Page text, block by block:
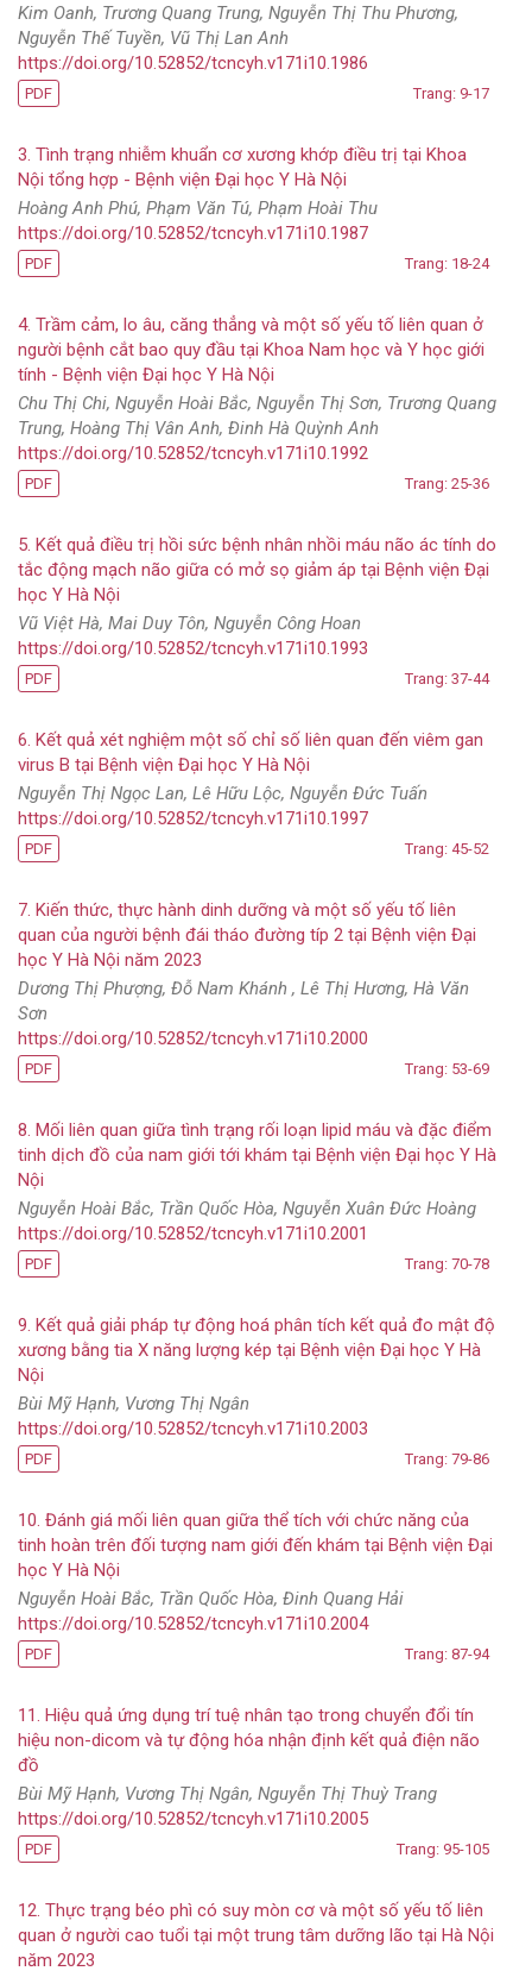
Kim Oanh, Trương Quang Trung, Nguyễn Thị Thu Phương,
Nguyễn Thế Tuyền, Vũ Thị Lan Anh
https://doi.org/10.52852/tcncyh.v171i10.1986
PDF Trang: 9-17
3. Tình trạng nhiễm khuẩn cơ xương khớp điều trị tại Khoa
Nội tổng hợp - Bệnh viện Đại học Y Hà Nội
Hoàng Anh Phú, Phạm Văn Tú, Phạm Hoài Thu
https://doi.org/10.52852/tcncyh.v171i10.1987
PDF Trang: 18-24
4. Trầm cảm, lo âu, căng thẳng và một số yếu tố liên quan ở
người bệnh cắt bao quy đầu tại Khoa Nam học và Y học giới
tính - Bệnh viện Đại học Y Hà Nội
Chu Thị Chi, Nguyễn Hoài Bắc, Nguyễn Thị Sơn, Trương Quang
Trung, Hoàng Thị Vân Anh, Đinh Hà Quỳnh Anh
https://doi.org/10.52852/tcncyh.v171i10.1992
PDF Trang: 25-36
5. Kết quả điều trị hồi sức bệnh nhân nhồi máu não ác tính do
tắc động mạch não giữa có mở sọ giảm áp tại Bệnh viện Đại
học Y Hà Nội
Vũ Việt Hà, Mai Duy Tôn, Nguyễn Công Hoan
https://doi.org/10.52852/tcncyh.v171i10.1993
PDF Trang: 37-44
6. Kết quả xét nghiệm một số chỉ số liên quan đến viêm gan
virus B tại Bệnh viện Đại học Y Hà Nội
Nguyễn Thị Ngọc Lan, Lê Hữu Lộc, Nguyễn Đức Tuấn
https://doi.org/10.52852/tcncyh.v171i10.1997
PDF Trang: 45-52
7. Kiến thức, thực hành dinh dưỡng và một số yếu tố liên
quan của người bệnh đái tháo đường típ 2 tại Bệnh viện Đại
học Y Hà Nội năm 2023
Dương Thị Phượng, Đỗ Nam Khánh , Lê Thị Hương, Hà Văn
Sơn
https://doi.org/10.52852/tcncyh.v171i10.2000
PDF Trang: 53-69
8. Mối liên quan giữa tình trạng rối loạn lipid máu và đặc điểm
tinh dịch đồ của nam giới tới khám tại Bệnh viện Đại học Y Hà
Nội
Nguyễn Hoài Bắc, Trần Quốc Hòa, Nguyễn Xuân Đức Hoàng
https://doi.org/10.52852/tcncyh.v171i10.2001
PDF Trang: 70-78
9. Kết quả giải pháp tự động hoá phân tích kết quả đo mật độ
xương bằng tia X năng lượng kép tại Bệnh viện Đại học Y Hà
Nội
Bùi Mỹ Hạnh, Vương Thị Ngân
https://doi.org/10.52852/tcncyh.v171i10.2003
PDF Trang: 79-86
10. Đánh giá mối liên quan giữa thể tích với chức năng của
tinh hoàn trên đối tượng nam giới đến khám tại Bệnh viện Đại
học Y Hà Nội
Nguyễn Hoài Bắc, Trần Quốc Hòa, Đinh Quang Hải
https://doi.org/10.52852/tcncyh.v171i10.2004
PDF Trang: 87-94
11. Hiệu quả ứng dụng trí tuệ nhân tạo trong chuyển đổi tín
hiệu non-dicom và tự động hóa nhận định kết quả điện não
đồ
Bùi Mỹ Hạnh, Vương Thị Ngân, Nguyễn Thị Thuỳ Trang
https://doi.org/10.52852/tcncyh.v171i10.2005
PDF Trang: 95-105
12. Thực trạng béo phì có suy mòn cơ và một số yếu tố liên
quan ở người cao tuổi tại một trung tâm dưỡng lão tại Hà Nội
năm 2023